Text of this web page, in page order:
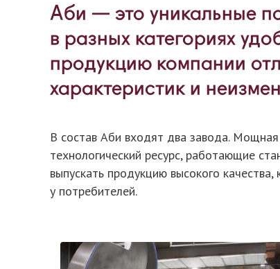
Аби — это уникальные
в разных категориях
продукцию компании
характеристик и
В состав Аби входят два завода.
технологический ресурс, работающие
выпускать продукцию высокого
у потребителей.